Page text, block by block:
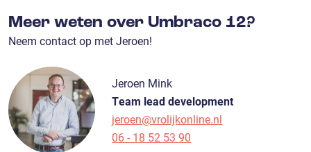
Meer weten over Umbraco 12?
Neem contact op met Jeroen!
Jeroen Mink
Team lead development
jeroen@vrolijkonline.nl
06 - 18 52 53 90